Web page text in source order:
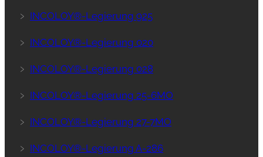
﹥ INCOLOY®-Legierung 925
﹥ INCOLOY®-Legierung 020
﹥ INCOLOY®-Legierung 028
﹥ INCOLOY®-Legierung 25-6MO
﹥ INCOLOY®-Legierung 27-7MO
﹥ INCOLOY®-Legierung A-286